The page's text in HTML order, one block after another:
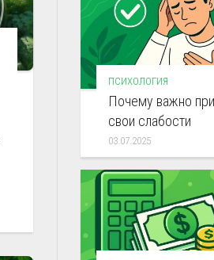
ПСИХОЛОГИЯ
Почему важно
свои слабости
03.07.2025